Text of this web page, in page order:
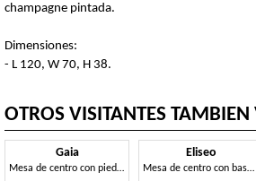
champagne pintada.
Dimensiones:
- L 120, W 70, H 38.
OTROS VISITANTES TAMBIEN
Gaia
Mesa de centro con piedra tallada y decorada
Eliseo
Mesa de centro con base doble en piedra tallada a mano